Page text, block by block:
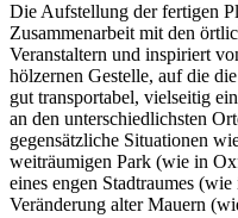
Die Aufstellung der fertigen
Zusammenarbeit mit den
Veranstaltern und inspiriert
hölzernen Gestelle, auf die
gut transportabel, vielseitig
an den unterschiedlichsten
gegensätzliche Situationen
weiträumigen Park (wie in
eines engen Stadtraumes
Veränderung alter Mauern